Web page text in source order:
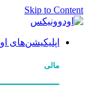
Skip to Content
اپلیکیشن‌های
مالی